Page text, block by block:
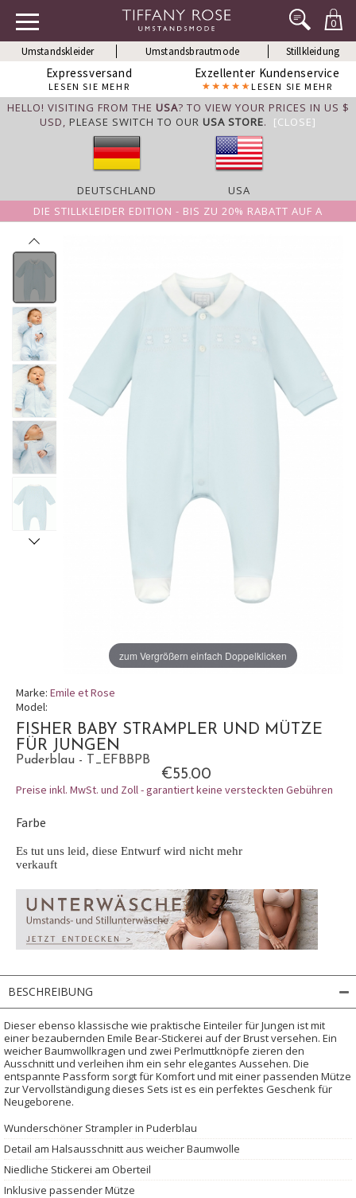
0
Umstandskleider Umstandsbrautmode Stillkleidung
Expressversand
LESEN SIE MEHR
Exzellenter Kundenservice
LESEN SIE MEHR
HELLO! VISITING FROM THE USA? TO VIEW YOUR PRICES IN US $
USD, PLEASE SWITCH TO OUR USA STORE. [CLOSE]
DEUTSCHLAND
USA
DIE STILLKLEIDER EDITION - BIS ZU 20% RABATT AUF A
zum Vergrößern einfach Doppelklicken
Marke: Emile et Rose
Model:
FISHER BABY STRAMPLER UND MÜTZE
FÜR JUNGEN
Puderblau - T_EFBBPB
€55.00
Preise inkl. MwSt. und Zoll - garantiert keine versteckten Gebühren
Farbe
Es tut uns leid, diese Entwurf wird nicht mehr
verkauft
BESCHREIBUNG
Dieser ebenso klassische wie praktische Einteiler für Jungen ist mit
einer bezaubernden Emile Bear-Stickerei auf der Brust versehen. Ein
weicher Baumwollkragen und zwei Perlmuttknöpfe zieren den
Ausschnitt und verleihen ihm ein sehr elegantes Aussehen. Die
entspannte Passform sorgt für Komfort und mit einer passenden Mütze
zur Vervollständigung dieses Sets ist es ein perfektes Geschenk für
Neugeborene.
Wunderschöner Strampler in Puderblau
Detail am Halsausschnitt aus weicher Baumwolle
Niedliche Stickerei am Oberteil
Inklusive passender Mütze